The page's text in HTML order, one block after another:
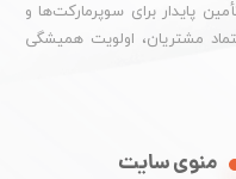
پایدار برای سوپرمارکت‌ها و
مشتریان، اولویت همیشگی
منوی سایت